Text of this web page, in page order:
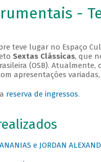
-
teve lugar no Espaço
Sextas Clássicas, que
(OSB). Atualmente,
apresentações
reserva de ingressos.
ANANIAS e JORDAN